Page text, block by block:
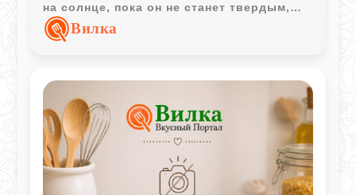
на солнце, пока он не станет твердым,
как камень. Его можно есть просто так
или добавлять к другим блюдам.
Вилка